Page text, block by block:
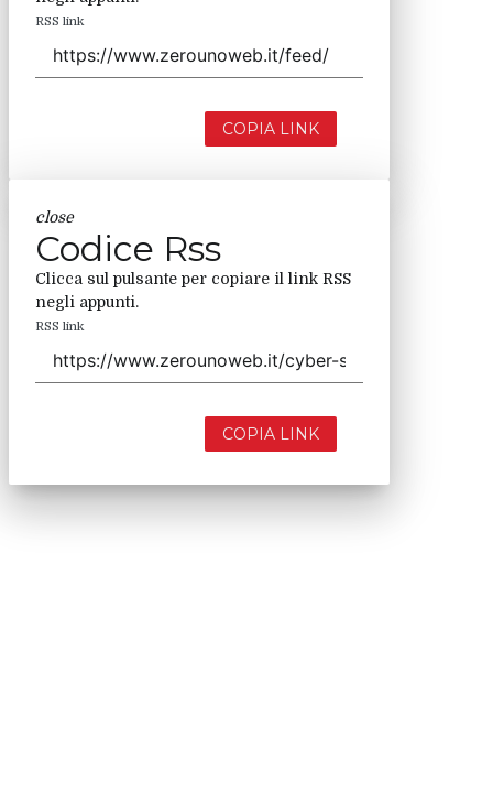
RSS link
COPIA LINK
close
Codice Rss
Clicca sul pulsante per copiare il link RSS
negli appunti.
RSS link
COPIA LINK